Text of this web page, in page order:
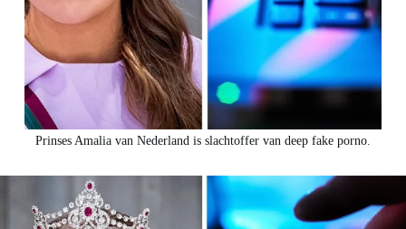
Prinses Amalia van Nederland is slachtoffer van deep fake porno.